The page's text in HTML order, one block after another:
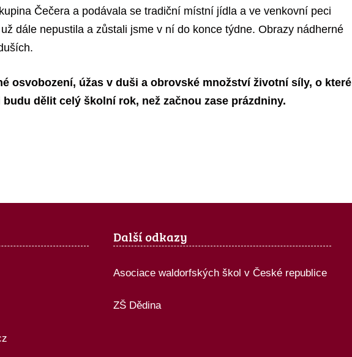
Čečera a podávala se tradiční místní jídla a ve venkovní peci
dále nepustila a zůstali jsme v ní do konce týdne. Obrazy nádherné
osvobození, úžas v duši a obrovské množství životní síly, o které
budu dělit celý školní rok, než začnou zase prázdniny.
Další odkazy
Asociace waldorfských škol v České republice
ZŠ Dědina